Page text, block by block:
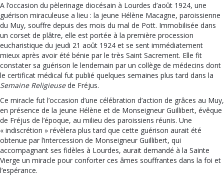
A l’occasion du pèlerinage diocésain à Lourdes d’août 1924, une
guérison miraculeuse a lieu : la jeune Hélène Macagne, paroissienne
du Muy, souffre depuis des mois du mal de Pott. Immobilisée dans
un corset de plâtre, elle est portée à la première procession
eucharistique du jeudi 21 août 1924 et se sent immédiatement
mieux après avoir été bénie par le très Saint Sacrement. Elle fit
constater sa guérison le lendemain par un collège de médecins dont
le certificat médical fut publié quelques semaines plus tard dans la
Semaine Religieusede Fréjus.
Ce miracle fut l’occasion d’une célébration d’action de grâces au Muy,
en présence de la jeune Hélène et de Monseigneur Guillibert, évêque
de Fréjus de l’époque, au milieu des paroissiens réunis. Une
« indiscrétion » révèlera plus tard que cette guérison aurait été
obtenue par l’intercession de Monseigneur Guillibert, qui
accompagnant ses fidèles à Lourdes, aurait demandé à la Sainte
Vierge un miracle pour conforter ces âmes souffrantes dans la foi et
l’espérance.